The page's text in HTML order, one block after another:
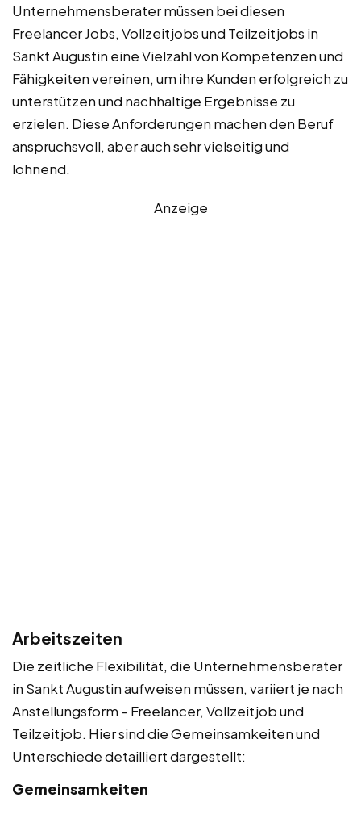
Unternehmensberater müssen bei diesen
Freelancer Jobs, Vollzeitjobs und Teilzeitjobs in
Sankt Augustin eine Vielzahl von Kompetenzen und
Fähigkeiten vereinen, um ihre Kunden erfolgreich zu
unterstützen und nachhaltige Ergebnisse zu
erzielen. Diese Anforderungen machen den Beruf
anspruchsvoll, aber auch sehr vielseitig und
lohnend.
Anzeige
Arbeitszeiten
Die zeitliche Flexibilität, die Unternehmensberater
in Sankt Augustin aufweisen müssen, variiert je nach
Anstellungsform – Freelancer, Vollzeitjob und
Teilzeitjob. Hier sind die Gemeinsamkeiten und
Unterschiede detailliert dargestellt:
Gemeinsamkeiten